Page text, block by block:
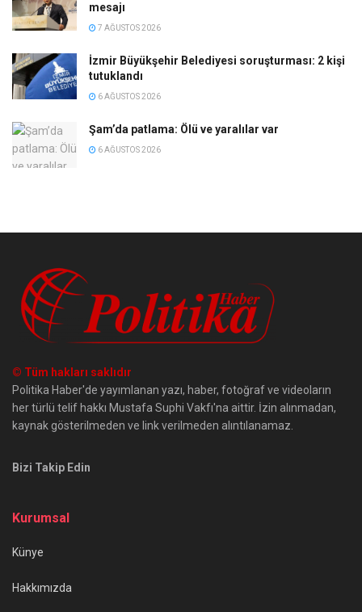
mesajı
7 AĞUSTOS 2026
İzmir Büyükşehir Belediyesi soruşturması: 2 kişi
tutuklandı
6 AĞUSTOS 2026
Şam’da patlama: Ölü ve yaralılar var
6 AĞUSTOS 2026
© Tüm hakları saklıdır
Politika Haber'de yayımlanan yazı, haber, fotoğraf ve videoların
her türlü telif hakkı Mustafa Suphi Vakfı'na aittir. İzin alınmadan,
kaynak gösterilmeden ve link verilmeden alıntılanamaz.
Bizi Takip Edin
Kurumsal
Künye
Hakkımızda